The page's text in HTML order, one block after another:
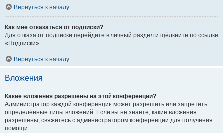
Вернуться к началу
Как мне отказаться от подписки?
Для отказа от подписки перейдите в личный раздел и щёлкните по ссылке
«Подписки».
Вернуться к началу
Вложения
Какие вложения разрешены на этой конференции?
Администратор каждой конференции может разрешить или запретить
определённые типы вложений. Если вы не знаете, какие вложения
разрешены, свяжитесь с администратором конференции для получения
помощи.